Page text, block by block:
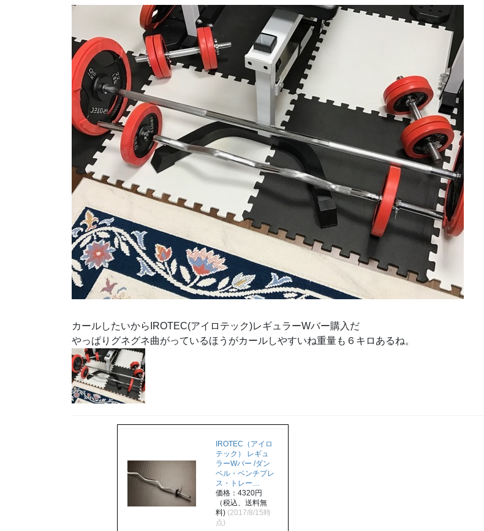
カールしたいからIROTEC(アイロテック)レギュラーWバー購入だ
やっぱりグネグネ曲がっているほうがカールしやすいね重量も６キロあるね。
IROTEC（アイロ
テック） レギュ
ラーWバー /ダン
ベル・ベンチプレ
ス・トレー…
価格：4320円
（税込、送料無
料) (2017/8/15時
点)